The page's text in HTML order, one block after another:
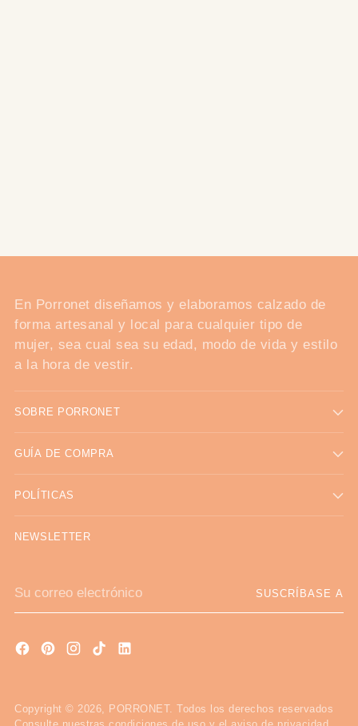
En Porronet diseñamos y elaboramos calzado de
forma artesanal y local para cualquier tipo de
mujer, sea cual sea su edad, modo de vida y estilo
a la hora de vestir.
SOBRE PORRONET
GUÍA DE COMPRA
POLÍTICAS
NEWSLETTER
SUSCRÍBASE A
Copyright © 2026, PORRONET. Todos los derechos reservados